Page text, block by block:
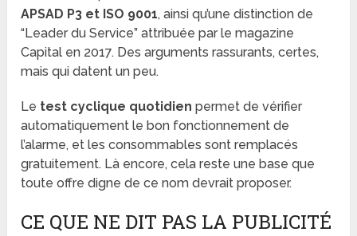
APSAD P3 et ISO 9001, ainsi qu’une distinction de
“Leader du Service” attribuée par le magazine
Capital en 2017. Des arguments rassurants, certes,
mais qui datent un peu.
Le test cyclique quotidien permet de vérifier
automatiquement le bon fonctionnement de
l’alarme, et les consommables sont remplacés
gratuitement. Là encore, cela reste une base que
toute offre digne de ce nom devrait proposer.
CE QUE NE DIT PAS LA PUBLICITÉ